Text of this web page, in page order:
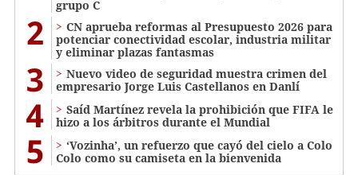
grupo C
2
CN aprueba reformas al Presupuesto 2026 para
potenciar conectividad escolar, industria militar
y eliminar plazas fantasmas
3
Nuevo video de seguridad muestra crimen del
empresario Jorge Luis Castellanos en Danlí
4
Saíd Martínez revela la prohibición que FIFA le
hizo a los árbitros durante el Mundial
5
‘Vozinha’, un refuerzo que cayó del cielo a Colo
Colo como su camiseta en la bienvenida